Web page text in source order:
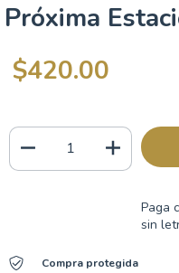
Próxima
$420.00
Compra protegida